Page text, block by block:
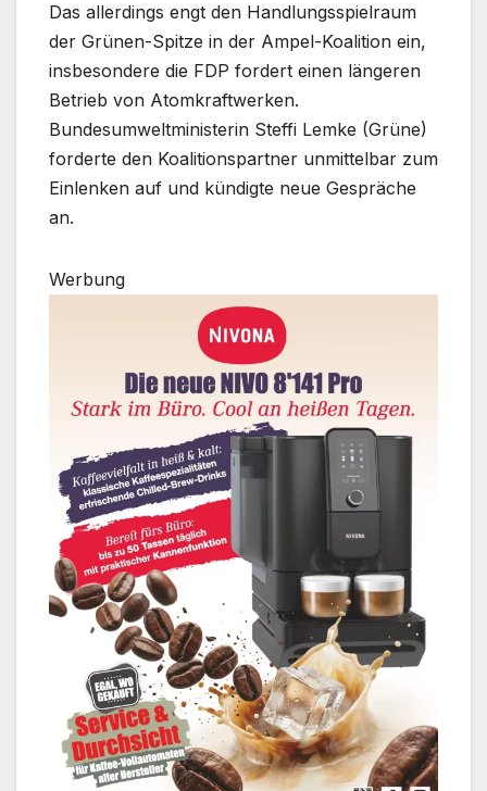
Das allerdings engt den Handlungsspielraum
der Grünen-Spitze in der Ampel-Koalition ein,
insbesondere die FDP fordert einen längeren
Betrieb von Atomkraftwerken.
Bundesumweltministerin Steffi Lemke (Grüne)
forderte den Koalitionspartner unmittelbar zum
Einlenken auf und kündigte neue Gespräche
an.
Werbung